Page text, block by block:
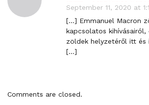
September 11, 2020 at
[…] Emmanuel Macron
kapcsolatos kihívásairól,
zöldek helyzetéről itt
[…]
Comments are closed.